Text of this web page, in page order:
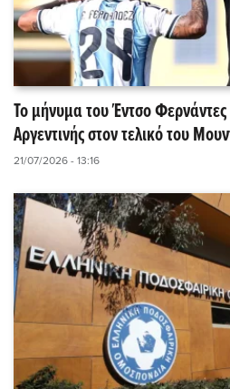
Το μήνυμα του Έντσο Φερνάντες
Αργεντινής στον τελικό του
21/07/2026 - 13:16